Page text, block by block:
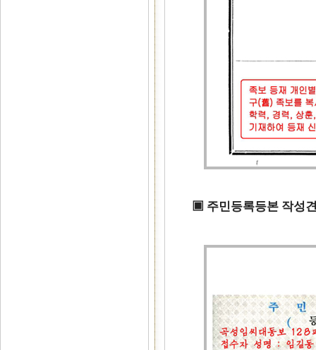
▣ 주민등록등본 작성